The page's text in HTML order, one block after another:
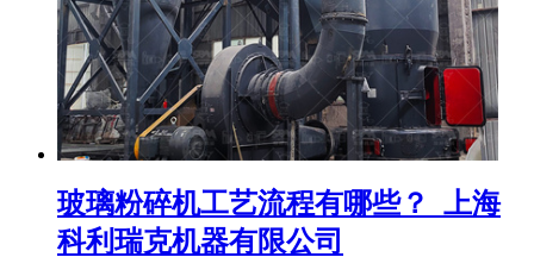
玻璃粉碎机工艺流程有哪些？_上海
科利瑞克机器有限公司